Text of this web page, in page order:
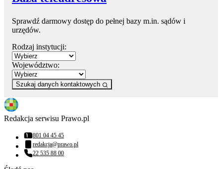
Sprawdź darmowy dostęp do pełnej bazy m.in. sądów i
urzędów.
Rodzaj instytucji:
Województwo:
Szukaj danych kontaktowych
Redakcja serwisu Prawo.pl
Numer telefonu:
801 04 45 45
Adres email:
redakcja@prawo.pl
Numer telefonu:
22 535 88 00